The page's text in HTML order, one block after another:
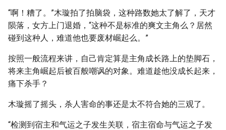
“啊！糟了。”木璇拍了拍脑袋，这种路数她太了解了，天才
陨落，女方上门退婚，“这种不是标准的爽文主角么？居然
碰到这种人，难道他也要废材崛起么。”
按照一般流程来讲，自己肯定算是主角成长路上的垫脚石，
将来主角崛起后被百般嘲讽的对象。难道趁他没成长起来，
痛下杀手？
木璇摇了摇头，杀人害命的事还是太不符合她的三观了。
“检测到宿主和气运之子发生关联，宿主宿命与气运之子发